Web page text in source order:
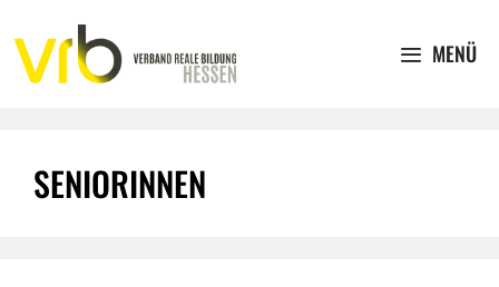
Inhalt
springen
MENÜ
SENIORINNEN